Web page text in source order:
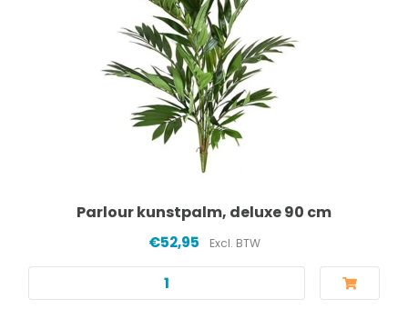
Parlour kunstpalm, deluxe 90 cm
€52,95 Excl. BTW